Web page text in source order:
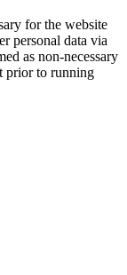
for the website
personal data via
as non-necessary
prior to running